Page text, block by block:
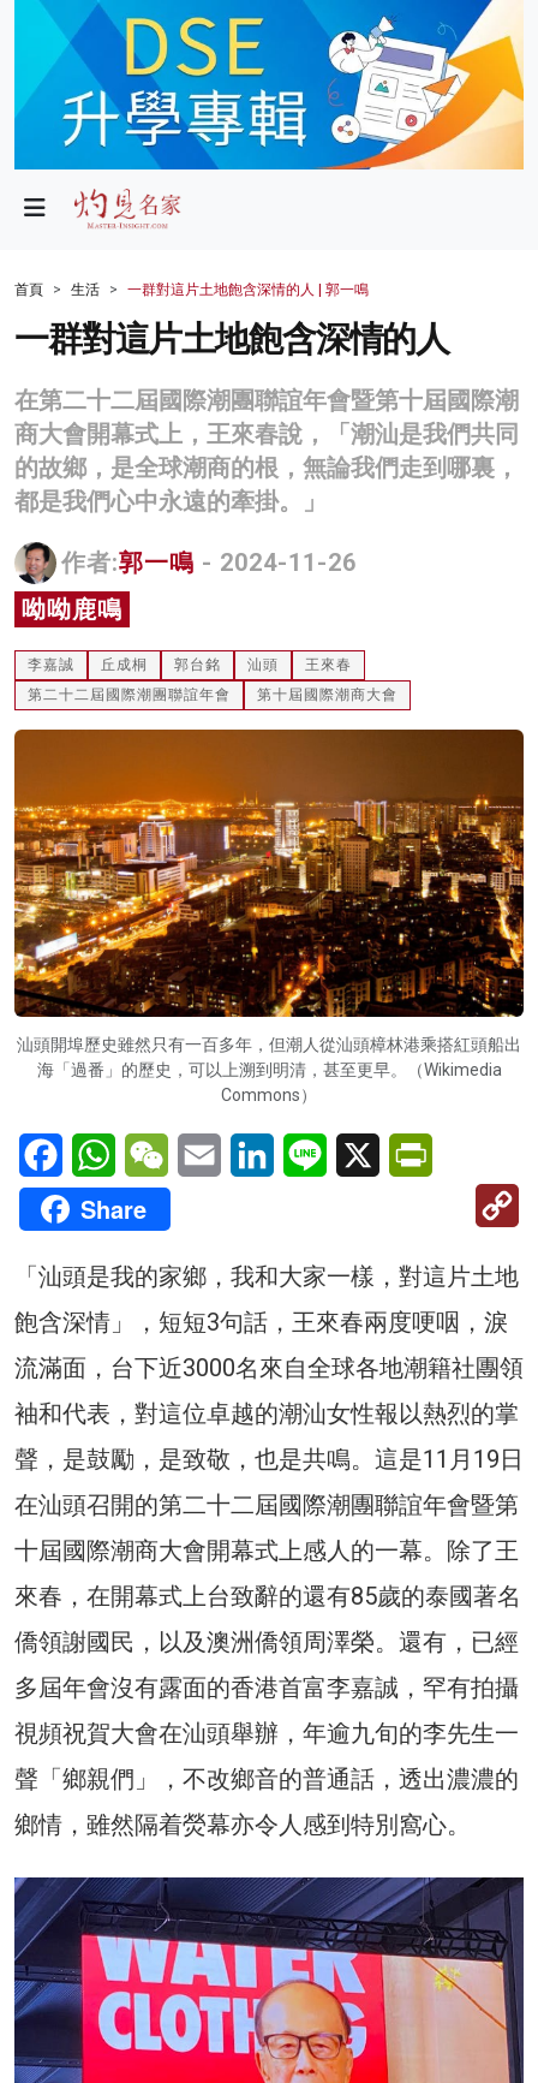
政局
財經
生活
商業
科技
名家榜
灼見活動
關於我們
首頁 生活 一群對這片土地飽含深情的人 | 郭一鳴
一群對這片土地飽含深情的人
在第二十二屆國際潮團聯誼年會暨第十屆國際潮
商大會開幕式上，王來春說，「潮汕是我們共同
的故鄉，是全球潮商的根，無論我們走到哪裏，
都是我們心中永遠的牽掛。」
作者:郭一鳴 - 2024-11-26
呦呦鹿鳴
李嘉誠 丘成桐 郭台銘 汕頭
王來春
第二十二屆國際潮團聯誼年會
第十屆國際潮商大會
汕頭開埠歷史雖然只有一百多年，但潮人從汕頭樟林港乘搭紅頭船出
海「過番」的歷史，可以上溯到明清，甚至更早。（Wikimedia
Commons）
FacebookWhatsAppWeChatEmail LinkedInLine X
Share
「汕頭是我的家鄉，我和大家一樣，對這片土地
飽含深情」，短短3句話，王來春兩度哽咽，淚
流滿面，台下近3000名來自全球各地潮籍社團領
袖和代表，對這位卓越的潮汕女性報以熱烈的掌
聲，是鼓勵，是致敬，也是共鳴。這是11月19日
在汕頭召開的第二十二屆國際潮團聯誼年會暨第
十屆國際潮商大會開幕式上感人的一幕。除了王
來春，在開幕式上台致辭的還有85歲的泰國著名
僑領謝國民，以及澳洲僑領周澤榮。還有，已經
多屆年會沒有露面的香港首富李嘉誠，罕有拍攝
視頻祝賀大會在汕頭舉辦，年逾九旬的李先生一
聲「鄉親們」，不改鄉音的普通話，透出濃濃的
鄉情，雖然隔着熒幕亦令人感到特別窩心。